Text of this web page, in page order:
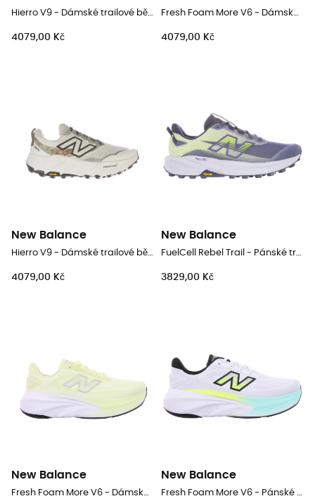
Hierro V9 - Dámské trailové běžecké boty
4079,00 Kč
Fresh Foam More V6 - Dámské běžecké boty
4079,00 Kč
New Balance
4079,00 Kč
New Balance
3829,00 Kč
New Balance New Balance